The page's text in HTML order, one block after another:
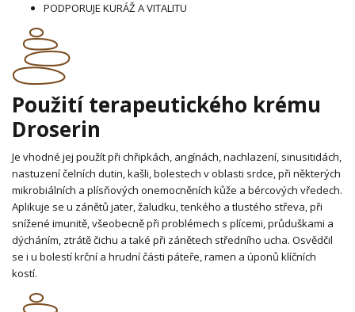
PODPORUJE KURÁŽ A VITALITU
Použití terapeutického krému
Droserin
Je vhodné jej použít při chřipkách, angínách, nachlazení, sinusitidách,
nastuzení čelních dutin, kašli, bolestech v oblasti srdce, při některých
mikrobiálních a plísňových onemocněních kůže a bércových vředech.
Aplikuje se u zánětů jater, žaludku, tenkého a tlustého střeva, při
snížené imunitě, všeobecně při problémech s plícemi, průduškami a
dýcháním, ztrátě čichu a také při zánětech středního ucha. Osvědčil
se i u bolestí krční a hrudní části páteře, ramen a úponů klíčních
kostí.